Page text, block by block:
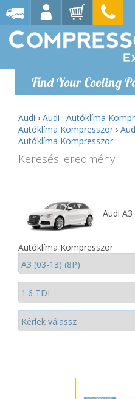
Find Your Cooling
Audi › Audi : Autóklíma
Autóklíma Kompresszor ›
Autóklíma Kompresszor
Keresési eredmény
Audi
Autóklíma Kompresszor